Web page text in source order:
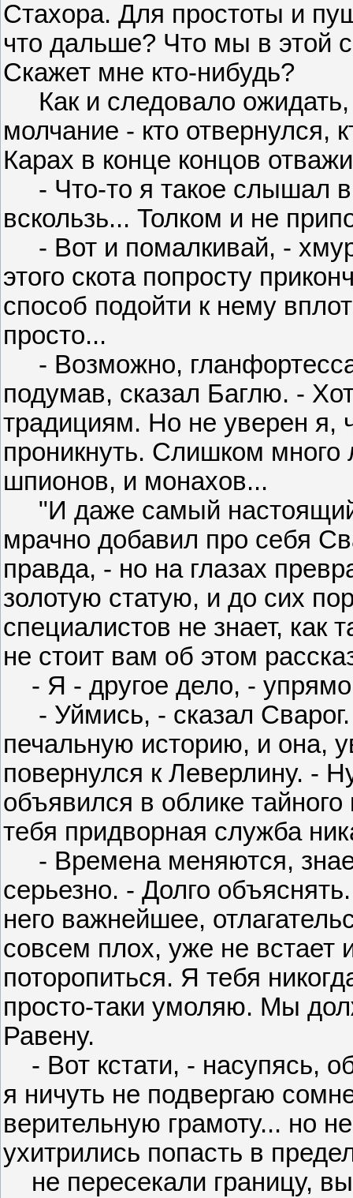
Стахора. Для простоты и
что дальше? Что мы в этой
Скажет мне кто-нибудь?
Как и следовало
молчание - кто отвернулся,
Карах в конце концов
- Что-то я такое слышал в
вскользь... Толком и не
- Вот и помалкивай, -
этого скота попросту
способ подойти к нему
просто...
- Возможно,
подумав, сказал Баглю. -
традициям. Но не уверен я,
проникнуть. Слишком
шпионов, и монахов...
"И даже самый настоящий
мрачно добавил про себя
правда, - но на глазах
золотую статую, и до сих
специалистов не знает, как
не стоит вам об этом
- Я - другое дело, -
- Уймись, - сказал
печальную историю, и она,
повернулся к Леверлину. -
объявился в облике
тебя придворная служба
- Времена меняются,
серьезно. - Долго
него важнейшее,
совсем плох, уже не
поторопиться. Я тебя
просто-таки умоляю. Мы
Равену.
- Вот кстати, - насупясь,
я ничуть не подвергаю
верительную грамоту... но
ухитрились попасть в
не пересекали границу,